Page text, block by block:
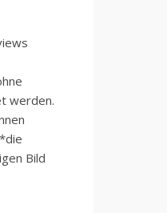
werden.
Bild